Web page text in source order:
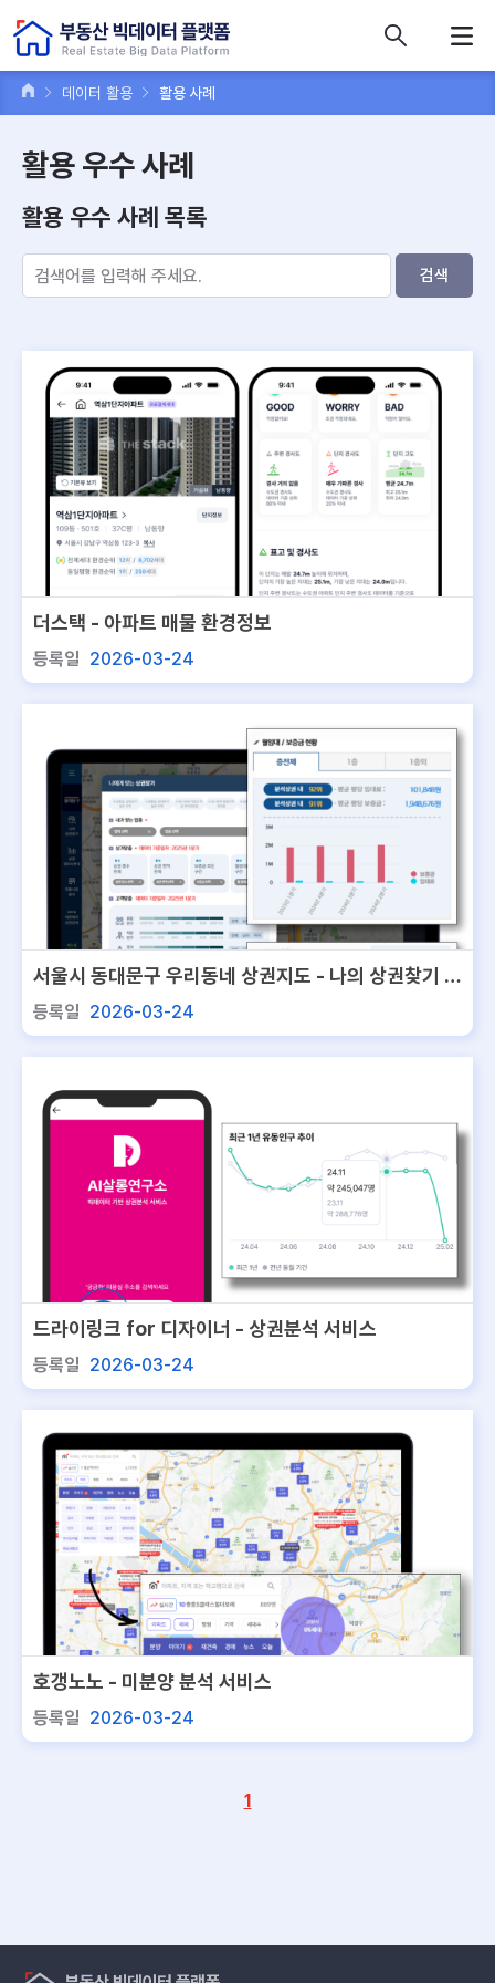
데이터 활용 활용 사례
활용 우수 사례
활용 우수 사례 목록
검색
더스택 - 아파트 매물 환경정보
등록일 2026-03-24
서울시 동대문구 우리동네 상권지도 - 나의 상권찾기 서
비스
등록일 2026-03-24
드라이링크 for 디자이너 - 상권분석 서비스
등록일 2026-03-24
호갱노노 - 미분양 분석 서비스
등록일 2026-03-24
1